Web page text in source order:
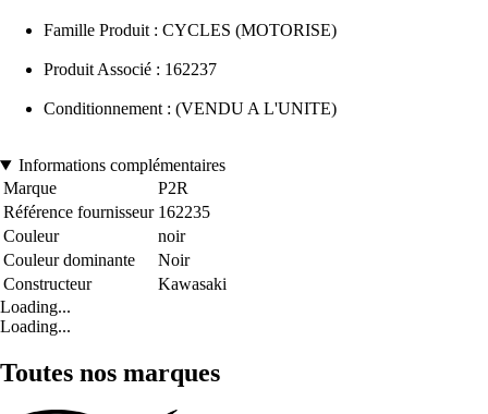
Famille Produit : CYCLES (MOTORISE)
Produit Associé : 162237
Conditionnement : (VENDU A L'UNITE)
Informations complémentaires
Marque
P2R
Référence fournisseur 162235
Couleur
noir
Couleur dominante
Noir
Constructeur
Kawasaki
Loading...
Loading...
Toutes nos marques